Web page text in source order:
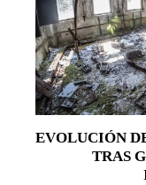
EVOLUCIÓN
TRAS